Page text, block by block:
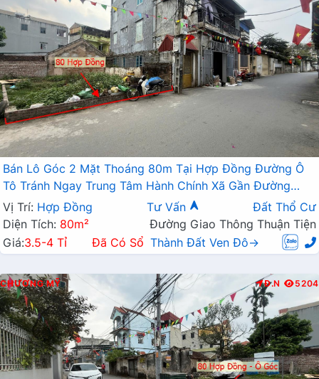
Bán Lô Góc 2 Mặt Thoáng 80m Tại Hợp Đồng Đường Ô
Tô Tránh Ngay Trung Tâm Hành Chính Xã Gần Đường
TL419
Vị Trí: Hợp Đồng Tư Vấn
Đất Thổ Cư
Diện Tích: 80m²
Đường Giao Thông Thuận Tiện
Giá:3.5-4 Tỉ Đã Có Sổ Thành Đất Ven Đô→
CHƯƠNG MỸ Đ.N 5204